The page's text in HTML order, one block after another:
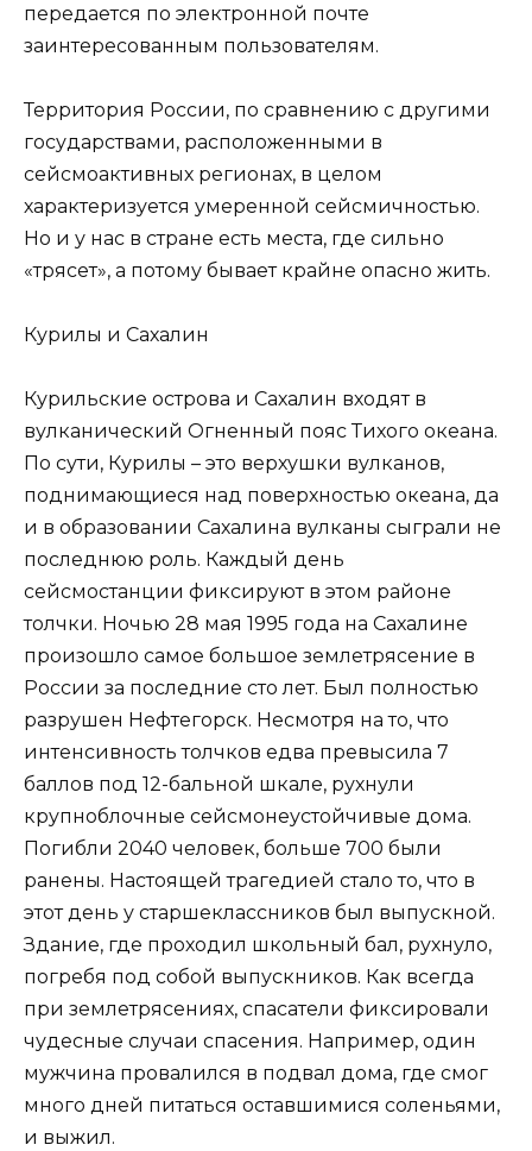
передается по электронной почте
заинтересованным пользователям.
Территория России, по сравнению с другими
государствами, расположенными в
сейсмоактивных регионах, в целом
характеризуется умеренной сейсмичностью.
Но и у нас в стране есть места, где сильно
«трясет», а потому бывает крайне опасно жить.
Курилы и Сахалин
Курильские острова и Сахалин входят в
вулканический Огненный пояс Тихого океана.
По сути, Курилы – это верхушки вулканов,
поднимающиеся над поверхностью океана, да
и в образовании Сахалина вулканы сыграли не
последнюю роль. Каждый день
сейсмостанции фиксируют в этом районе
толчки. Ночью 28 мая 1995 года на Сахалине
произошло самое большое землетрясение в
России за последние сто лет. Был полностью
разрушен Нефтегорск. Несмотря на то, что
интенсивность толчков едва превысила 7
баллов под 12-бальной шкале, рухнули
крупноблочные сейсмонеустойчивые дома.
Погибли 2040 человек, больше 700 были
ранены. Настоящей трагедией стало то, что в
этот день у старшеклассников был выпускной.
Здание, где проходил школьный бал, рухнуло,
погребя под собой выпускников. Как всегда
при землетрясениях, спасатели фиксировали
чудесные случаи спасения. Например, один
мужчина провалился в подвал дома, где смог
много дней питаться оставшимися соленьями,
и выжил.